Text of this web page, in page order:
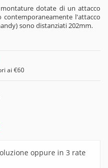
dotate di un attacco
l'attacco
sono distanziati 202mm.
ai €60
oppure in 3 rate